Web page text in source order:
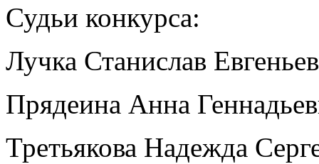
Судьи конкурса:
Лучка Станислав
Прядеина Анна
Третьякова Надежда